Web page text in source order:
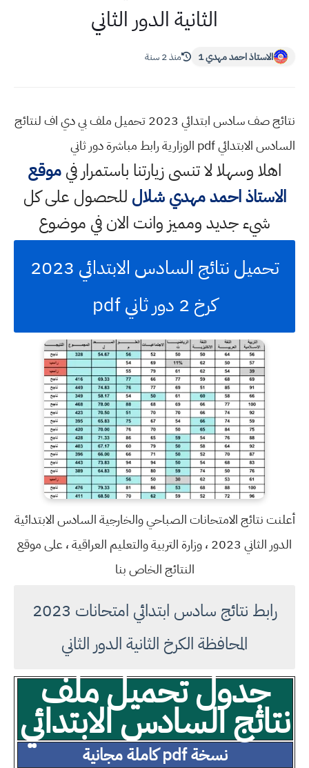
الثانية الدور الثاني
الاستاذ احمد مهدي 1 منذ 2 سنة
نتائج صف سادس ابتدائي 2023 تحميل ملف بي دي اف لنتائج
السادس الابتدائي pdf الوزارية رابط مباشرة دور ثاني
اهلا وسهلالا تنسى زيارتنا باستمرار فيموقع
الاستاذ احمد مهدي شلال للحصول على كل
شيء جديد ومميز وانت الان في موضوع
تحميل نتائج السادس الابتدائي 2023
كرخ 2 دور ثاني pdf
أعلنت نتائج الامتحانات الصباحي والخارجية السادس الابتدائية
الدور الثاني 2023 ، وزارة التربية والتعليم العراقية ، على موقع
النتائج الخاص بنا
رابط نتائج سادس ابتدائي امتحانات 2023
المحافظة الكرخ الثانية الدور الثاني
جدول تحميل ملف
نتائج السادس الابتدائي
نسخة pdf كاملة مجانية